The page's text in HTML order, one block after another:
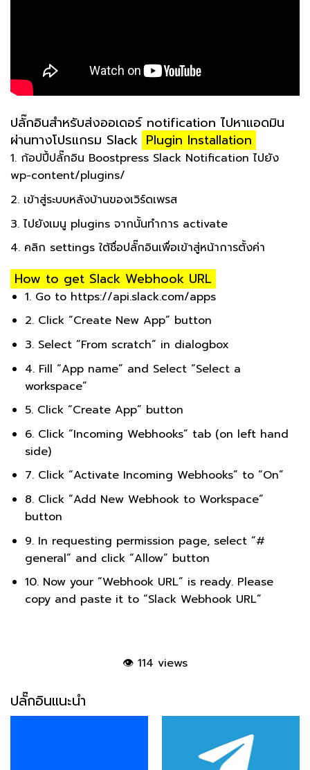
ปลั๊กอินสำหรับส่งออเดอร์ notification ไปหาแอดมิน
ผ่านทางโปรแกรม Slack Plugin Installation
1. ก้อปปี้ปลั๊กอิน Boostpress Slack Notification ไปยัง
wp-content/plugins/
2. เข้าสู่ระบบหลังบ้านของเวิร์ดเพรส
3. ไปยังเมนู plugins จากนั้นทำการ activate
4. คลิก settings ใต้ชื่อปลั๊กอินเพื่อเข้าสู่หน้าการตั้งค่า
How to get Slack Webhook URL
1. Go to https://api.slack.com/apps
2. Click “Create New App” button
3. Select “From scratch” in dialogbox
4. Fill “App name” and Select “Select a
workspace”
5. Click “Create App” button
6. Click “Incoming Webhooks” tab (on left hand
side)
7. Click “Activate Incoming Webhooks” to “On”
8. Click “Add New Webhook to Workspace”
button
9. In requesting permission page, select “#
general” and click “Allow” button
10. Now your “Webhook URL” is ready. Please
copy and paste it to “Slack Webhook URL”
👁 114 views
ปลั๊กอินแนะนำ